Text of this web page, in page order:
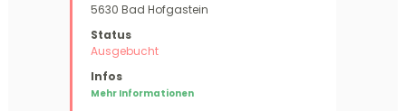
5630 Bad Hofgastein
Ausgebucht
Mehr Informationen